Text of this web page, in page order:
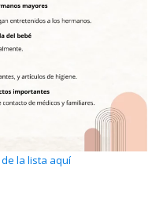
la lista aquí